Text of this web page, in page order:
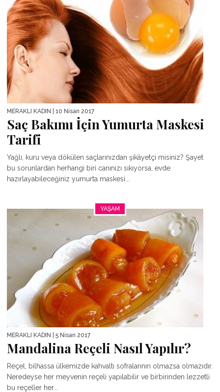
MERAKLI KADIN | 10 Nisan 2017
Saç Bakımı İçin Yumurta Maskesi
Tarifi
Yağlı, kuru veya dökülen saçlarınızdan şikâyetçi misiniz? Şayet
bu sorunlardan herhangi biri canınızı sıkıyorsa, evde
hazırlayabileceğiniz yumurta maskesi...
YAŞAM
MERAKLI KADIN | 5 Nisan 2017
Mandalina Reçeli Nasıl Yapılır?
Reçel, bilhassa ülkemizde kahvaltı sofralarının olmazsa olmazıdır.
Neredeyse her meyvenin reçeli yapılabilir ve birbirinden lezzetli
bu reçeller her...